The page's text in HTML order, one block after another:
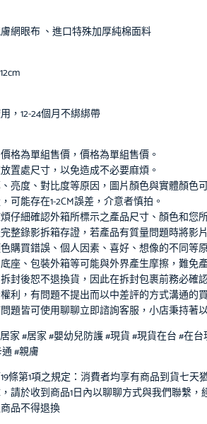
網眼布 、進口特殊加厚純棉面料
，12-24個月不綁綁帶
格為單組售價，價格為單組售價。
置處尺寸，以免造成不必要麻煩。
亮度、對比度等原因，圖片顏色與實體顏色
可能存在1-2CM誤差，介意者慎拍。
仔細確認外箱所標示之產品尺寸、顏色和
整錄影拆箱存證，若產品有質量問題時將
購買錯誤、個人因素、喜好、想像的不同等
座、包裝外箱等可能與外界產生摩擦，難免
封後恕不退換貨，因此在拆封包裹前務必確
利，有問題不提出而以中差評的方式溝通的
題皆可使用聊聊立即諮詢客服，小店秉持
家 #居家 #嬰幼兒防護 #現貨 #現貨在台 #在
#親膚
條第1項之規定：消費者均享有商品到貨七天
請於收到商品1日內以聊聊方式與我們聯繫
品不得退換